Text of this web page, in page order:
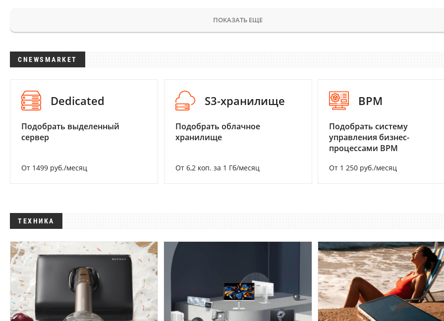
ПОКАЗАТЬ ЕЩЕ
CNEWSMARKET
Dedicated
Подобрать выделенный
сервер
От 1499 руб./месяц
S3-хранилище
Подобрать облачное
хранилище
От 6,2 коп. за 1 Гб/месяц
BPM
Подобрать систему
управления бизнес-
процессами BPM
От 1 250 руб./месяц
ТЕХНИКА